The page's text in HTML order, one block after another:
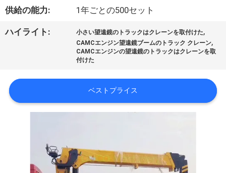
た
し
に
供給の能力: 1年ごとの500セット
ハイライト: 小さい望遠鏡のトラックはクレーンを取付けた,
CAMCエンジン望遠鏡ブームのトラック クレーン,
CAMCエンジンの望遠鏡のトラックはクレーンを取
付けた
ベストプライス